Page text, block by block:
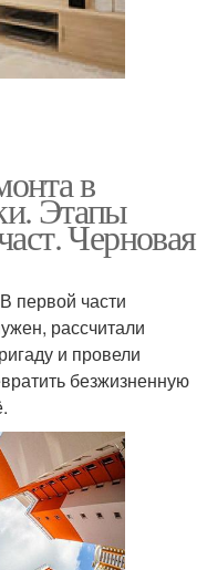
в
Этапы
Черновая
первой части
рассчитали
и провели
безжизненную